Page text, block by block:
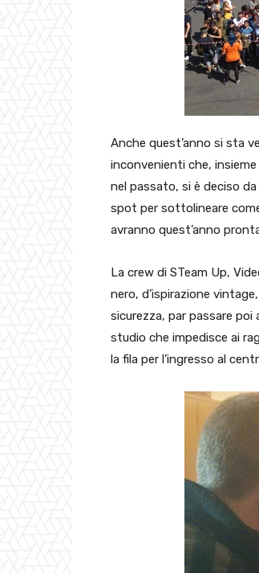
Anche quest’anno si sta
inconvenienti che,
nel passato, si è deciso
spot per sottolineare
avranno quest’anno
La crew di STeam Up,
nero, d’ispirazione
sicurezza, par passare poi
studio che impedisce ai
la fila per l’ingresso al